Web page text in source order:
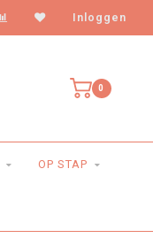
Inloggen
0
OP STAP